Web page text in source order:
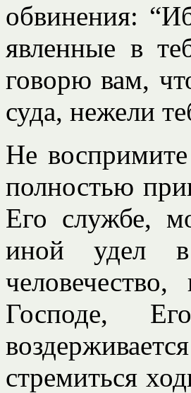
обвинения:
явленные в
говорю вам,
суда, нежели
Не
полностью
Его службе,
иной удел в
Господе,
стремиться